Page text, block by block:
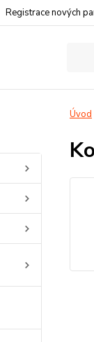
Registrace nových
Úvod